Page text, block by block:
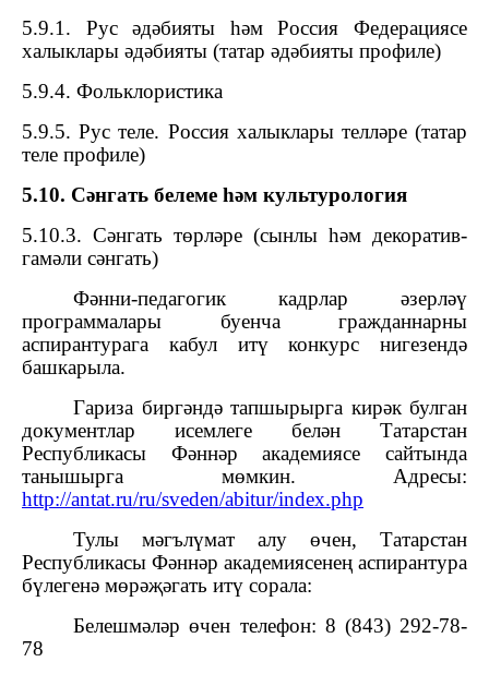
5.9.1. Рус әдәбияты һәм Россия Федерациясе
халыклары әдәбияты (татар әдәбияты профиле)
5.9.4. Фольклористика
5.9.5. Рус теле. Россия халыклары телләре (татар
теле профиле)
5.10. Сәнгать белеме һәм культурология
5.10.3. Сәнгать төрләре (сынлы һәм декоратив-
гамәли сәнгать)
Фәнни-педагогик кадрлар әзерләү
программалары буенча гражданнарны
аспирантурага кабул итү конкурс нигезендә
башкарыла.
Гариза биргәндә тапшырырга кирәк булган
документлар исемлеге белән Татарстан
Республикасы Фәннәр академиясе сайтында
танышырга мөмкин. Адресы:
http://antat.ru/ru/sveden/abitur/index.php
Тулы мәгълүмат алу өчен, Татарстан
Республикасы Фәннәр академиясенең аспирантура
бүлегенә мөрәҗәгать итү сорала:
Белешмәләр өчен телефон: 8 (843) 292-78-
78